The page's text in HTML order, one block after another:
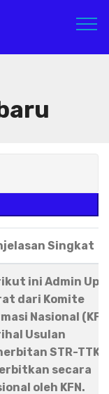
Singkat
ini Admin
dari Komite
Nasional
Usulan
STR-TTK
secara
oleh KFN.